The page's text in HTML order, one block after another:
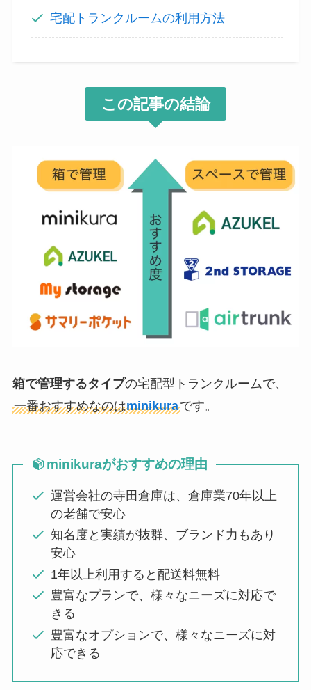
宅配トランクルームの利用方法
この記事の結論
箱で管理するタイプの宅配型トランクルームで、
一番おすすめなのはminikuraです。
minikuraがおすすめの理由
運営会社の寺田倉庫は、倉庫業70年以上
の老舗で安心
知名度と実績が抜群、ブランド力もあり
安心
1年以上利用すると配送料無料
豊富なプランで、様々なニーズに対応で
きる
豊富なオプションで、様々なニーズに対
応できる